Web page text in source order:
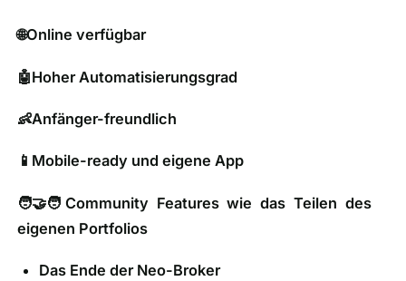
🌐Online verfügbar
🤖Hoher Automatisierungsgrad
👶Anfänger-freundlich
📱Mobile-ready und eigene App
🧑‍🤝‍🧑Community Features wie das Teilen des
eigenen Portfolios
Das Ende der Neo-Broker